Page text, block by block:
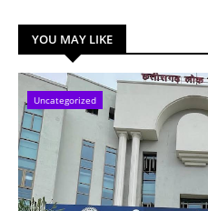
YOU MAY LIKE
Uncategorized